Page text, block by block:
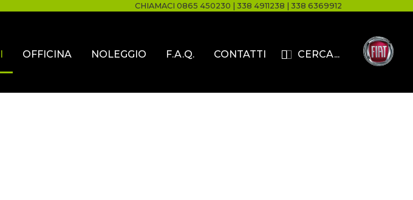
CHIAMACI0865 450230 |338 4911238 |338 6369912
OFFICINA NOLEGGIO F.A.Q. CONTATTI CERCA...